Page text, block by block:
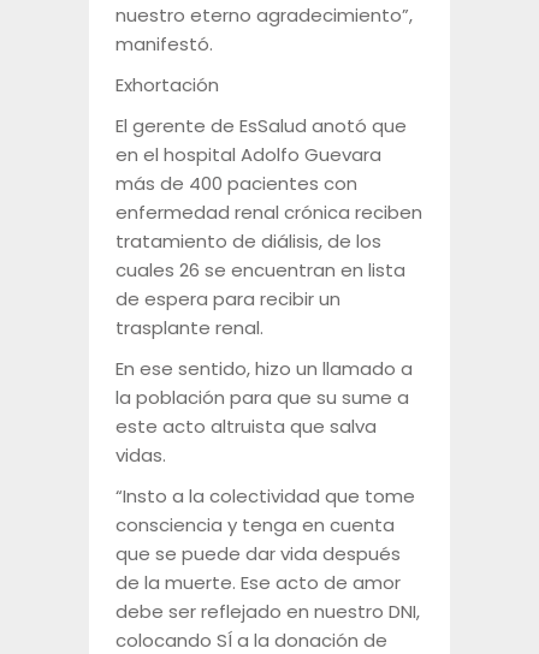
nuestro eterno agradecimiento”,
manifestó.
Exhortación
El gerente de EsSalud anotó que
en el hospital Adolfo Guevara
más de 400 pacientes con
enfermedad renal crónica reciben
tratamiento de diálisis, de los
cuales 26 se encuentran en lista
de espera para recibir un
trasplante renal.
En ese sentido, hizo un llamado a
la población para que su sume a
este acto altruista que salva
vidas.
“Insto a la colectividad que tome
consciencia y tenga en cuenta
que se puede dar vida después
de la muerte. Ese acto de amor
debe ser reflejado en nuestro DNI,
colocando SÍ a la donación de